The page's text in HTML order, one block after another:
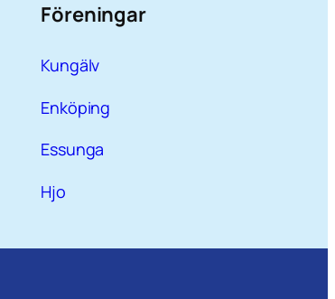
Föreningar
Kungälv
Enköping
Essunga
Hjo